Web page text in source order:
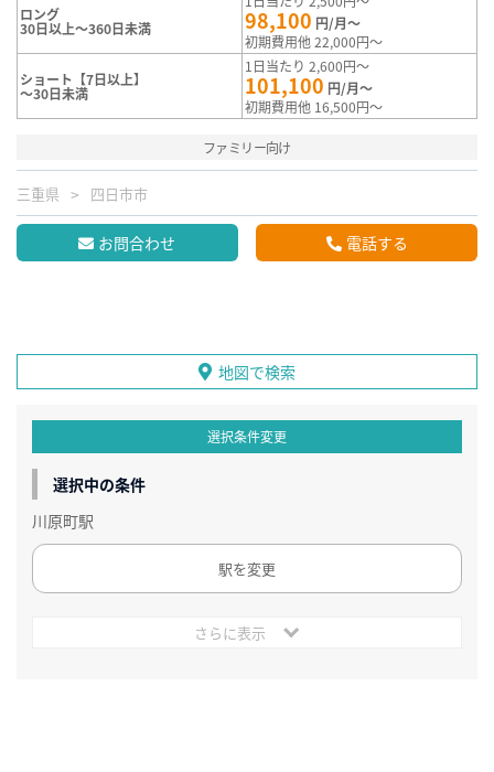
ロング
30日以上～360日未満 98,100 円/月～
初期費用他 22,000円～
ショート【7日以上】
～30日未満
1日当たり 2,600円～
101,100 円/月～
初期費用他 16,500円～
ファミリー向け
三重県 四日市市
お問合わせ 電話する
地図で検索
選択条件変更
選択中の条件
川原町駅
駅を変更
さらに表示